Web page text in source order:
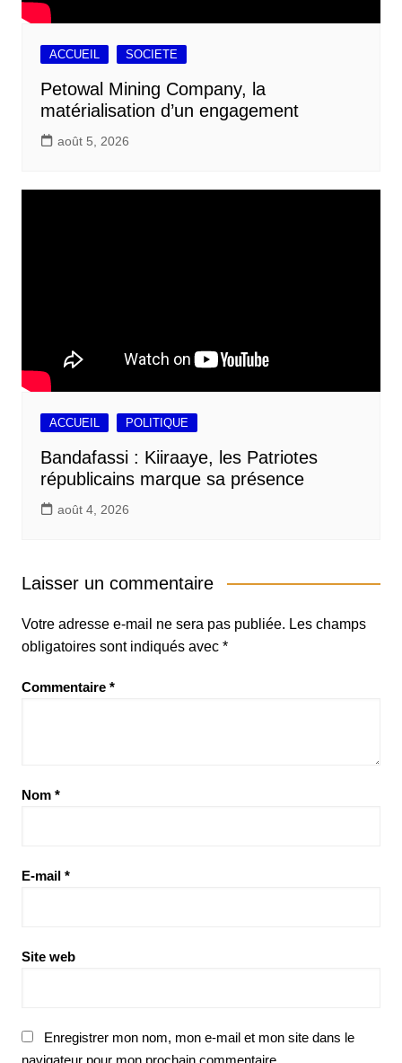
ACCUEIL SOCIETE
Petowal Mining Company, la
matérialisation d’un engagement
août 5, 2026
ACCUEIL POLITIQUE
Bandafassi : Kiiraaye, les Patriotes
républicains marque sa présence
août 4, 2026
Laisser un commentaire
Votre adresse e-mail ne sera pas publiée. Les champs
obligatoires sont indiqués avec *
Commentaire *
Nom *
E-mail *
Site web
Enregistrer mon nom, mon e-mail et mon site dans le
navigateur pour mon prochain commentaire.